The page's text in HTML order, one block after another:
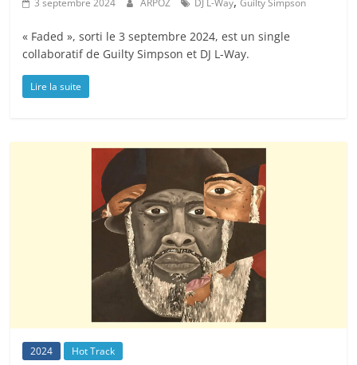
3 septembre 2024 ARPOZ DJ L-Way Guilty Simpson
« Faded », sorti le 3 septembre 2024, est un single
collaboratif de Guilty Simpson et DJ L-Way.
Lire la suite
2024 Hot Track